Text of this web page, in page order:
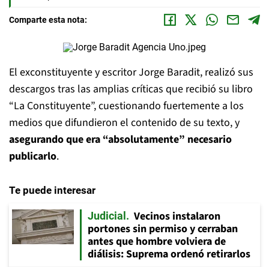
Comparte esta nota:
El exconstituyente y escritor Jorge Baradit, realizó sus
descargos tras las amplias críticas que recibió su libro
“La Constituyente”, cuestionando fuertemente a los
medios que difundieron el contenido de su texto, y
asegurando que era “absolutamente” necesario
publicarlo.
Te puede interesar
Judicial
Vecinos instalaron
portones sin permiso y cerraban
antes que hombre volviera de
diálisis: Suprema ordenó retirarlos